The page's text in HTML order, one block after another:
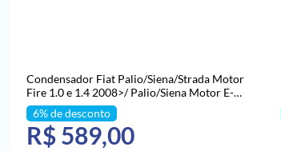
Condensador Fiat Palio/Siena/Strada Motor
Fire 1.0 e 1.4 2008>/ Palio/Siena Motor E-
Torq Modelo Denso Sistema Behr Fluxo
Paralelo OEM: 51834975
R$ 589,00